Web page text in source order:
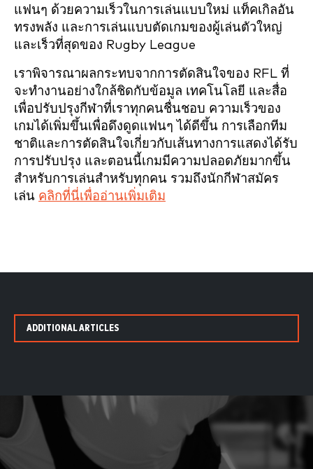
แฟนๆ ด้วยความเร็วในการเล่นแบบใหม่ แท็คเกิลอัน
ทรงพลัง และการเล่นแบบตัดเกมของผู้เล่นตัวใหญ่
และเร็วที่สุดของ Rugby League
เราพิจารณาผลกระทบจากการตัดสินใจของ RFL ที่
จะทำงานอย่างใกล้ชิดกับข้อมูล เทคโนโลยี และสื่อ
เพื่อปรับปรุงกีฬาที่เราทุกคนชื่นชอบ ความเร็วของ
เกมได้เพิ่มขึ้นเพื่อดึงดูดแฟนๆ ได้ดีขึ้น การเลือกทีม
ชาติและการตัดสินใจเกี่ยวกับเส้นทางการแสดงได้รับ
การปรับปรุง และตอนนี้เกมมีความปลอดภัยมากขึ้น
สำหรับการเล่นสำหรับทุกคน รวมถึงนักกีฬาสมัคร
เล่น คลิกที่นี่เพื่ออ่านเพิ่มเติม
ADDITIONAL ARTICLES